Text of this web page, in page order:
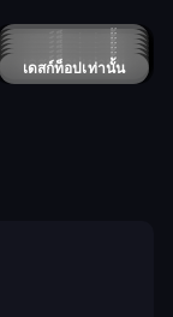
Mad Royale Tactics
Tanks of the Galaxy
Blocky Tank 3D
Rocket Bot Royale
เดสก์ท็อปเท่านั้น
Derby Crash 4
เดสก์ท็อปเท่านั้น
Derby Crash 2
เดสก์ท็อปเท่านั้น
Call of Tanks
เดสก์ท็อปเท่านั้น Blocky Demolition Derby
เดสก์ท็อปเท่านั้น
Tankgank
เดสก์ท็อปเท่านั้น
Tank Evolution
เดสก์ท็อปเท่านั้น
Plated Glory